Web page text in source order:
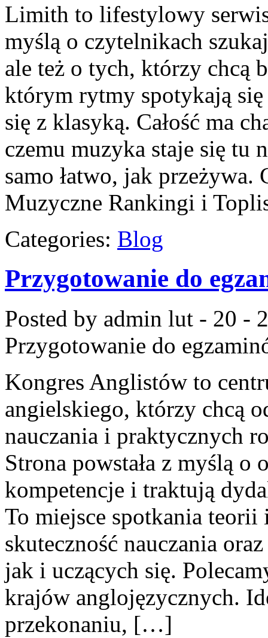
Limith to lifestylowy
myślą o czytelnikach
ale też o tych, którzy chcą
którym rytmy spotykają się
się z klasyką. Całość ma
czemu muzyka staje się tu
samo łatwo, jak
Muzyczne Rankingi i
Categories: Blog
Przygotowanie do
Posted by admin lut - 20 -
Przygotowanie do
Kongres Anglistów to
angielskiego, którzy chcą
nauczania i praktycznych
Strona powstała z myślą o
kompetencje i traktują
To miejsce spotkania
skuteczność nauczania
jak i uczących się.
krajów anglojęzycznych.
przekonaniu, […]